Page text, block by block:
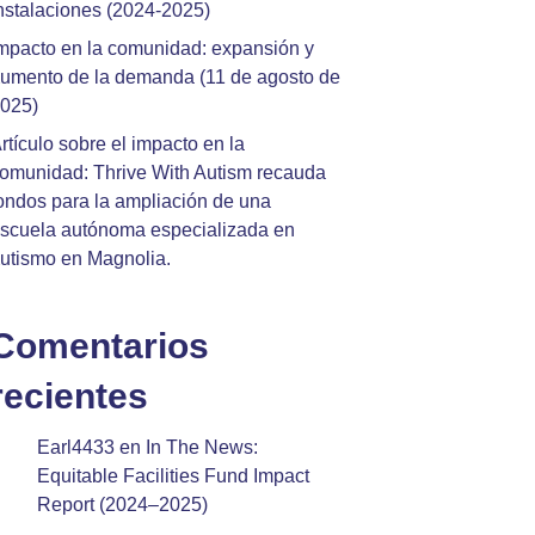
(2024-2025)
en la comunidad: expansión y
de la demanda (11 de agosto de
sobre el impacto en la
Thrive With Autism recauda
para la ampliación de una
autónoma especializada en
en Magnolia.
Earl4433 en In The News:
Equitable Facilities Fund Impact
Report (2024–2025)